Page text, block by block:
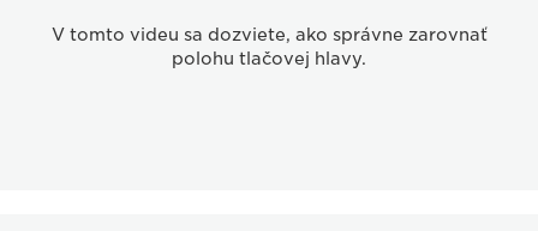
V tomto videu sa dozviete, ako správne zarovnať
polohu tlačovej hlavy.